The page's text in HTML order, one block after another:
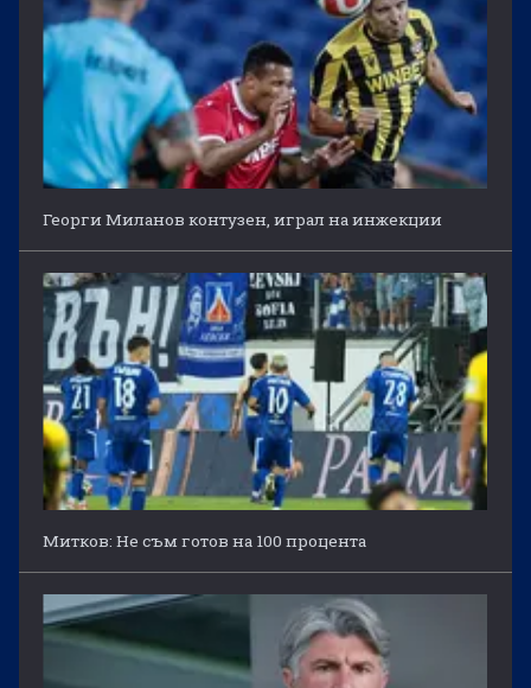
Георги Миланов контузен, играл на инжекции
Митков: Не съм готов на 100 процента